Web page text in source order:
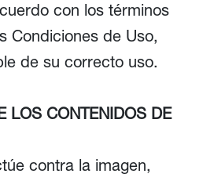
con los términos
Condiciones de Uso,
de su correcto uso.
LOS CONTENIDOS DE
contra la imagen,